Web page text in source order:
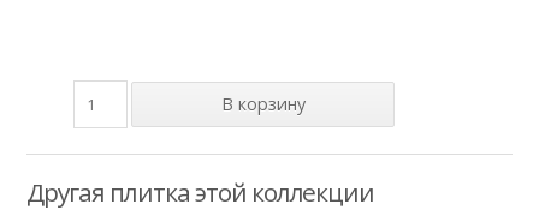
Другая плитка этой коллекции